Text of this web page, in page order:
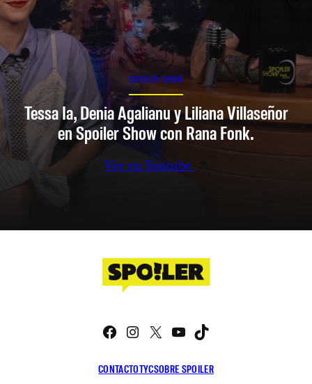
SPOILER SHOW
Tessa Ia, Denia Agalianu y Liliana Villaseñor
en Spoiler Show con Rana Fonk.
Ver en Youtube
CONTACTOTYCSOBRE SPOILER
Facebook
Instagram
X YouTube